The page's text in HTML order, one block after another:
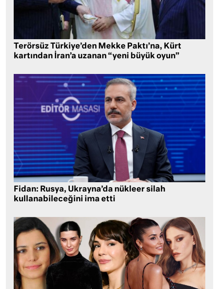
Terörsüz Türkiye’den Mekke Paktı’na, Kürt
kartından İran’a uzanan “yeni büyük oyun”
Fidan: Rusya, Ukrayna’da nükleer silah
kullanabileceğini ima etti